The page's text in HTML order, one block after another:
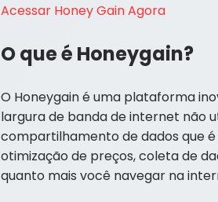
Acessar Honey Gain Agora
O que é Honeygain?
O Honeygain é uma plataforma
largura de banda de internet não
compartilhamento de dados que
otimização de preços, coleta de
quanto mais você navegar na